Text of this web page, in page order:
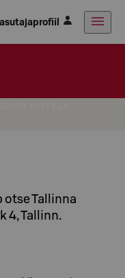
otse Tallinna
4, Tallinn.